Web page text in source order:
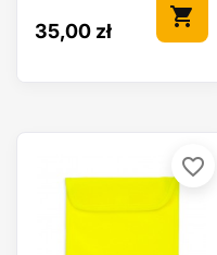
35,00 zł
shopping_cart
favorite_border